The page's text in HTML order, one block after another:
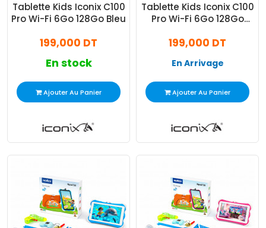
Tablette Kids Iconix C100
Pro Wi-Fi 6Go 128Go Bleu
199,000 DT
En stock
Ajouter Au Panier
Tablette Kids Iconix C100
Pro Wi-Fi 6Go 128Go
199,000 DT
En Arrivage
Ajouter Au Panier